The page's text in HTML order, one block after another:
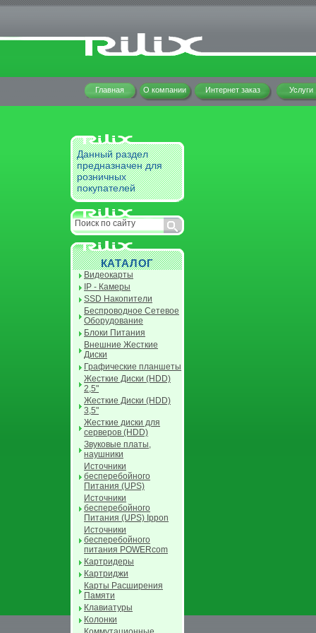
Главная О компании Интернет заказ Услуги
Данный раздел
предназначен для
розничных
покупателей
КАТАЛОГ
Видеокарты
IP - Камеры
SSD Накопители
Беспроводное Сетевое
Оборудование
Блоки Питания
Внешние Жесткие
Диски
Графические планшеты
Жесткие Диски (HDD)
2,5"
Жесткие Диски (HDD)
3,5"
Жесткие диски для
серверов (HDD)
Звуковые платы,
наушники
Источники
бесперебойного
Питания (UPS)
Источники
бесперебойного
Питания (UPS) Ippon
Источники
бесперебойного
питания POWERcom
Картридеры
Картриджи
Карты Расширения
Памяти
Клавиатуры
Колонки